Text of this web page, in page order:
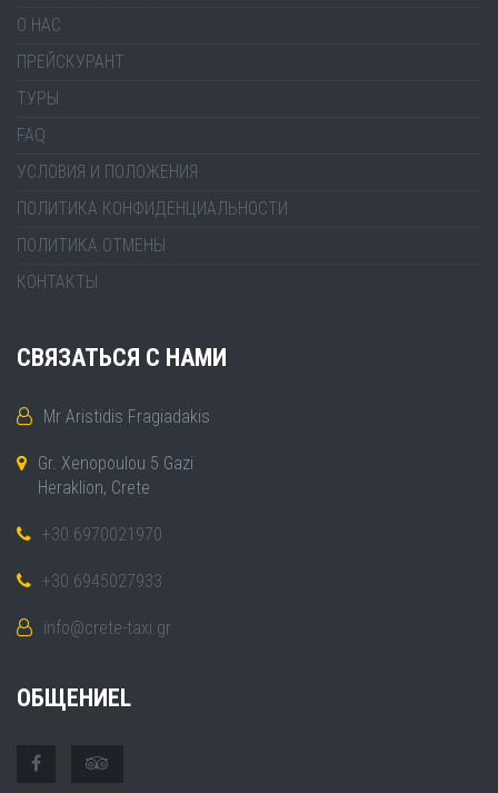
О НАС
ПРЕЙСКУРАНТ
ТУРЫ
FAQ
УСЛОВИЯ И ПОЛОЖЕНИЯ
ПОЛИТИКА КОНФИДЕНЦИАЛЬНОСТИ
ПОЛИТИКА ОТМЕНЫ
КОНТАКТЫ
СВЯЗАТЬСЯ С НАМИ
Mr Aristidis Fragiadakis
Gr. Xenopoulou 5 Gazi
Heraklion, Crete
+30 6970021970
+30 6945027933
info@crete-taxi.gr
ОБЩЕНИЕL